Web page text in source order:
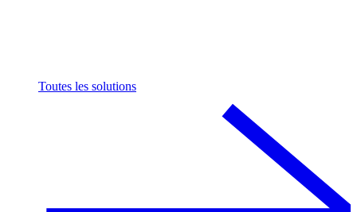
Toutes les solutions